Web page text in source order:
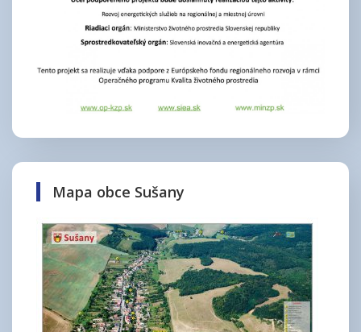
Mapa obce Sušany